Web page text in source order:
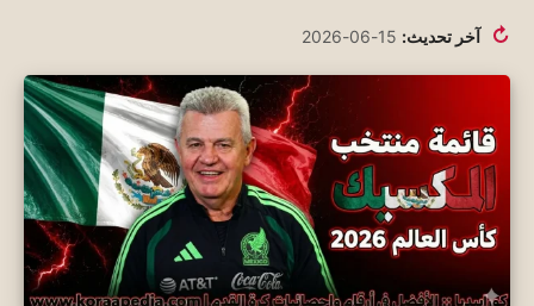
↻ آخر تحديث: 15-06-2026